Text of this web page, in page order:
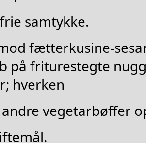
samtykke.
fætterkusine-
på friturestegte
hverken
vegetarbøffer